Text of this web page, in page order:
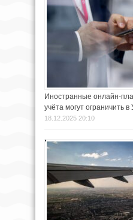
Иностранные онлайн-
учёта могут ограничить в
18.12.2025 20:10